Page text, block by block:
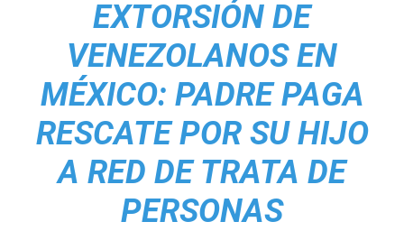
EXTORSIÓN DE
VENEZOLANOS EN
MÉXICO: PADRE PAGA
RESCATE POR SU HIJO
A RED DE TRATA DE
PERSONAS